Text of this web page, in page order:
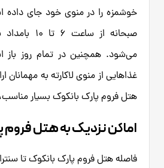
خوشمزه را در منوی خود جای داده
صبحانه از
می‌شود. همچنین در تمام روز
غذاهایی از منوی لاکارته به مهمانان
هتل فروم پارک بانکوک بسیار
اماکن نزدیک به هتل فروم
فاصله هتل فروم پارک بانکوک تا سنترال پلازا